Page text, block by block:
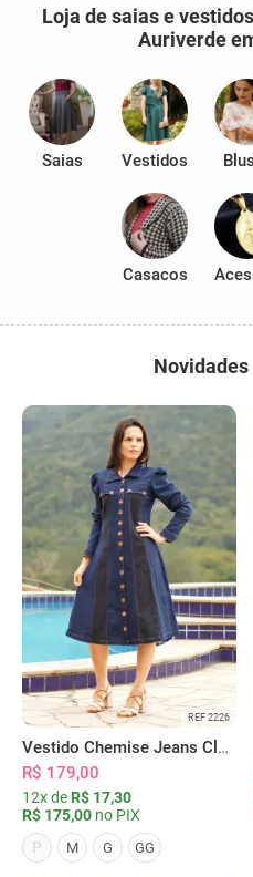
Loja de saias e
Auriverde
Saias Vestidos
Casacos
Novidades
REF 2226
Vestido Chemise Jeans Clássica Serena
R$ 179,00
12x de R$ 17,30
R$ 175,00 no PIX
P
M G GG